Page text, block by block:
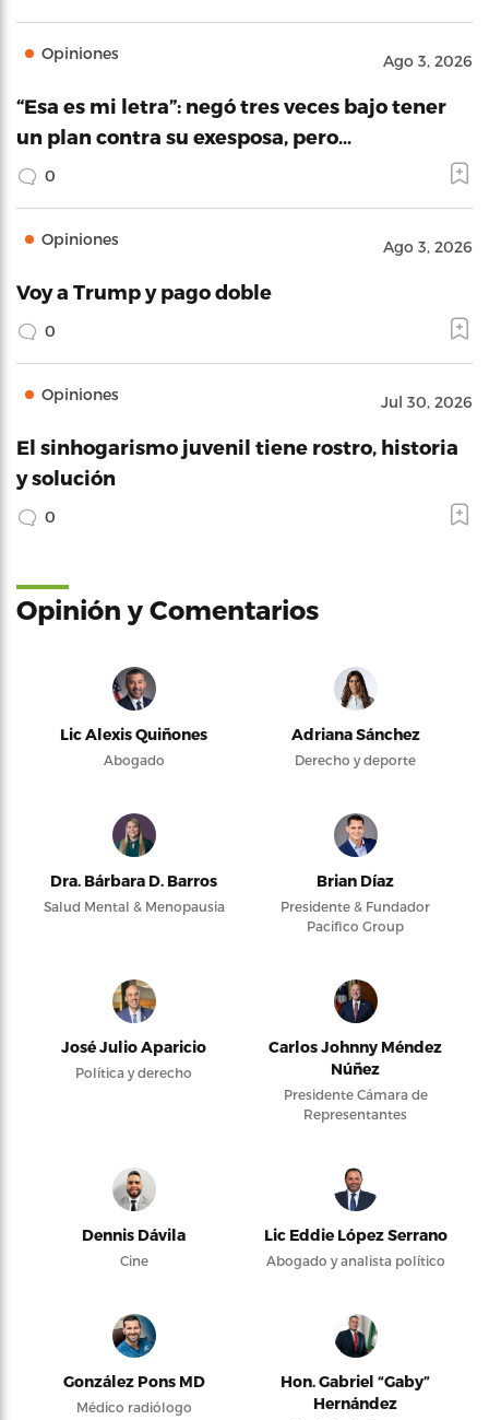
Opiniones Ago 3, 2026
“Esa es mi letra”: negó tres veces bajo tener
un plan contra su exesposa, pero…
0
Opiniones Ago 3, 2026
Voy a Trump y pago doble
0
Opiniones Jul 30, 2026
El sinhogarismo juvenil tiene rostro, historia
y solución
0
Opinión y Comentarios
Lic Alexis Quiñones
Abogado
Adriana Sánchez
Derecho y deporte
Dra. Bárbara D. Barros
Salud Mental & Menopausia
Brian Díaz
Presidente & Fundador
Pacifico Group
José Julio Aparicio
Política y derecho
Carlos Johnny Méndez
Núñez
Presidente Cámara de
Representantes
Dennis Dávila
Cine
Lic Eddie López Serrano
Abogado y analista político
González Pons MD
Médico radiólogo
Hon. Gabriel “Gaby”
Hernández